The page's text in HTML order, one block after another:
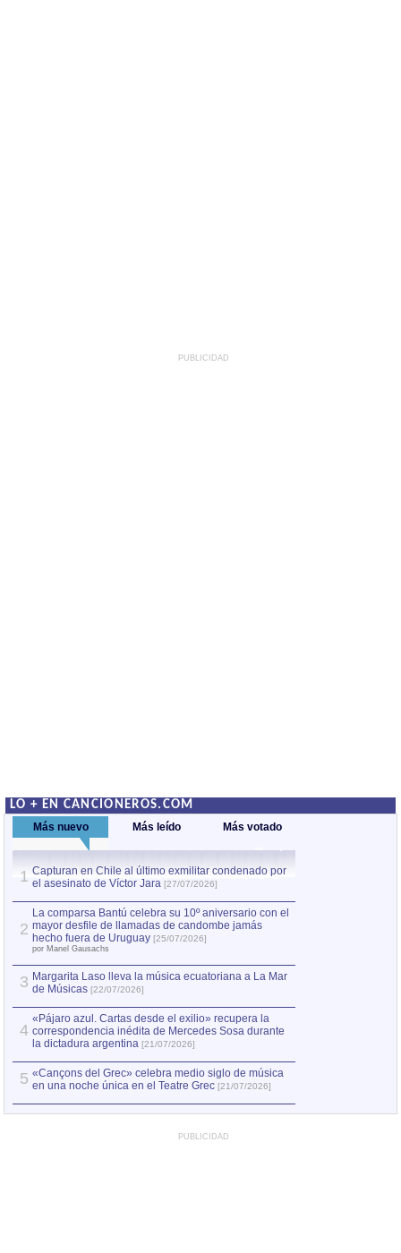
PUBLICIDAD
LO + EN CANCIONEROS.COM
Más nuevo Más leído Más votado
1 Capturan en Chile al último exmilitar condenado por
el asesinato de Víctor Jara [27/07/2026]
2
La comparsa Bantú celebra su 10º aniversario con el
mayor desfile de llamadas de candombe jamás
hecho fuera de Uruguay [25/07/2026]
por Manel Gausachs
3 Margarita Laso lleva la música ecuatoriana a La Mar
de Músicas [22/07/2026]
4
«Pájaro azul. Cartas desde el exilio» recupera la
correspondencia inédita de Mercedes Sosa durante
la dictadura argentina [21/07/2026]
5 «Cançons del Grec» celebra medio siglo de música
en una noche única en el Teatre Grec [21/07/2026]
PUBLICIDAD